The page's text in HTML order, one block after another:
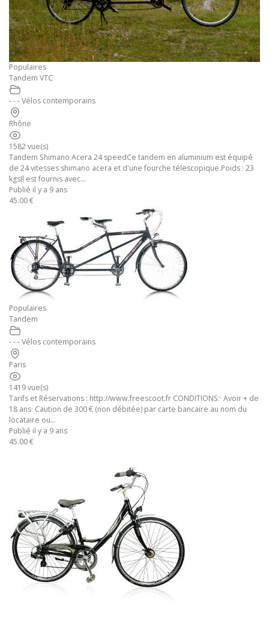
Populaires
Tandem VTC
- - - Vélos contemporains
Rhône
1582 vue(s)
Tandem Shimano Acera 24 speedCe tandem en aluminium est équipé
de 24 vitesses shimano acera et d'une fourche télescopique.Poids : 23
kgsIl est fournis avec...
Publié il y a 9 ans
45.00 €
Populaires
Tandem
- - - Vélos contemporains
Paris
1419 vue(s)
Tarifs et Réservations : http://www.freescoot.fr CONDITIONS:· Avoir + de
18 ans· Caution de 300 € (non débitée) par carte bancaire au nom du
locataire ou...
Publié il y a 9 ans
45.00 €